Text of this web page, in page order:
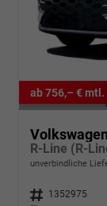
ab 756,– € mtl.
unverbindliche
Fahrzeugnr. 1352975